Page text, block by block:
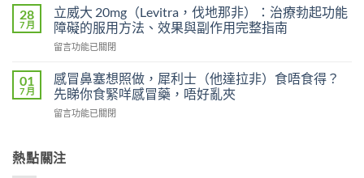
癮
嗎？
效
利
士
副
大
嗎？
達
雙
效
片
Super
Power）
果
雙
而
鋼
（Viagra，
西
那
非）
副
作
解
28
7 月
立威大 20mg（Levitra，伐地那非）：治療勃起功能
障礙的服用方法、效果與副作用完整指南
在
威
大
20mg（Levitra，
伐
非）：
留言功能已關閉
01
7 月
感冒鼻塞想照做，犀利士（他達拉非）食唔食得？
先睇你食緊咩感冒藥，唔好亂夾
在
鼻
塞
留言功能已關閉
熱點關注